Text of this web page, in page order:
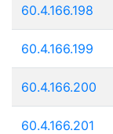
60.4.166.198
60.4.166.199
60.4.166.200
60.4.166.201